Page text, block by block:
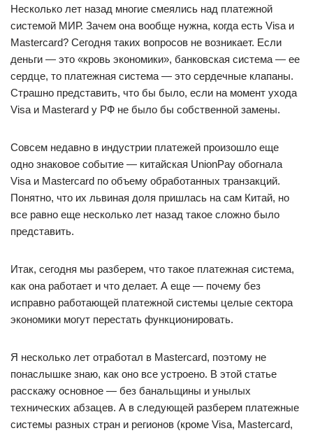
Несколько лет назад многие смеялись над платежной
системой МИР. Зачем она вообще нужна, когда есть Visa и
Mastercard? Сегодня таких вопросов не возникает. Если
деньги — это «кровь экономики», банковская система — ее
сердце, то платежная система — это сердечные клапаны.
Страшно представить, что бы было, если на момент ухода
Visa и Masterard у РФ не было бы собственной замены.
Совсем недавно в индустрии платежей произошло еще
одно знаковое событие — китайская UnionPay обогнала
Visa и Mastercard по объему обработанных транзакций.
Понятно, что их львиная доля пришлась на сам Китай, но
все равно еще несколько лет назад такое сложно было
представить.
Итак, сегодня мы разберем, что такое платежная система,
как она работает и что делает. А еще — почему без
исправно работающей платежной системы целые сектора
экономики могут перестать функционировать.
Я несколько лет отработал в Mastercard, поэтому не
понаслышке знаю, как оно все устроено. В этой статье
расскажу основное — без банальщины и унылых
технических абзацев. А в следующей разберем платежные
системы разных стран и регионов (кроме Visa, Mastercard,